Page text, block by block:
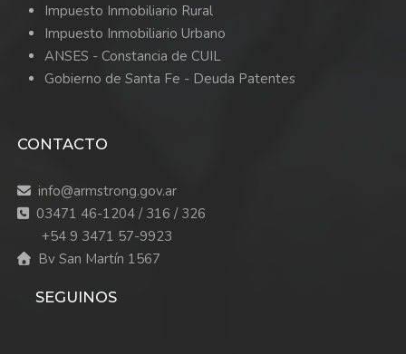
Impuesto Inmobiliario Rural
Impuesto Inmobiliario Urbano
ANSES - Constancia de CUIL
Gobierno de Santa Fe - Deuda Patentes
CONTACTO
info@armstrong.gov.ar
03471 46-1204 / 316 / 326
+54 9 3471 57-9923
Bv San Martín 1567
SEGUINOS